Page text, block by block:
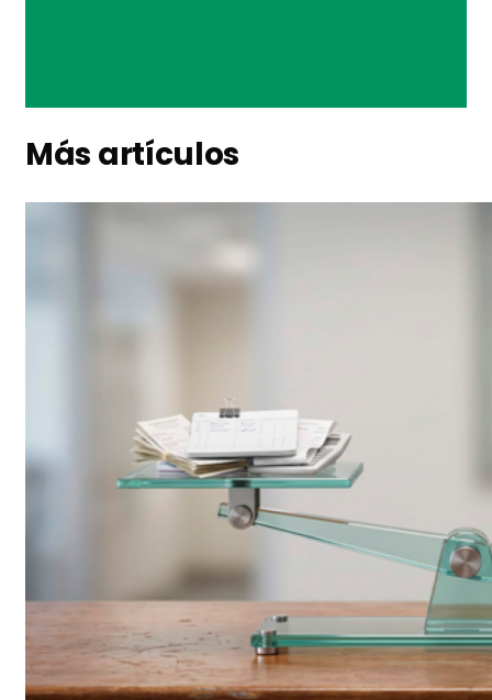
Más artículos